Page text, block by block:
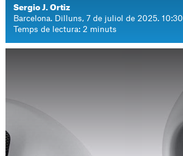
Sergio J. Ortiz
Barcelona. Dilluns, 7 de juliol de 2025. 10:30
Temps de lectura: 2 minuts